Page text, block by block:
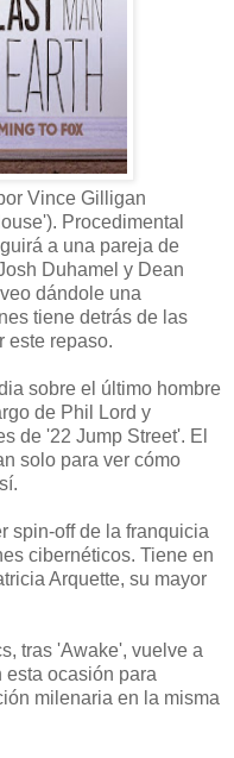
Vince Gilligan
Procedimental
a una pareja de
Duhamel y Dean
dándole una
tiene detrás de las
este repaso.
sobre el último hombre
de Phil Lord y
de '22 Jump Street'. El
solo para ver cómo
spin-off de la franquicia
cibernéticos. Tiene en
Arquette, su mayor
tras 'Awake', vuelve a
esta ocasión para
milenaria en la misma